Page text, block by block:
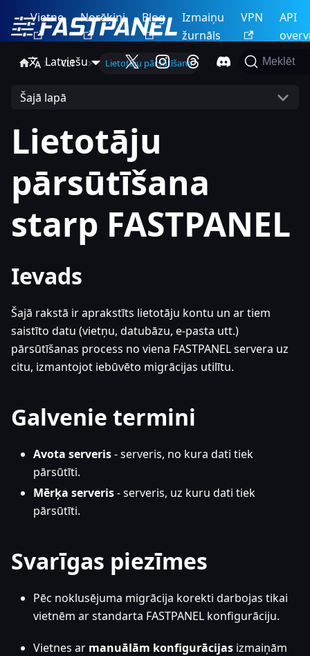
Vietne Norēķini Blog
Izmaiņu
žurnāls
VPN
API
Latviešu
Meklēt
CLI Lietotāju pārsūtīšana
Šajā lapā
Lietotāju
pārsūtīšana
starp FASTPANEL
Ievads
Šajā rakstā ir aprakstīts lietotāju kontu un ar tiem
saistīto datu (vietņu, datubāzu, e-pasta utt.)
pārsūtīšanas process no viena FASTPANEL servera uz
citu, izmantojot iebūvēto migrācijas utilītu.
Galvenie termini
Avota serveris- serveris, no kura dati tiek
pārsūtīti.
Mērķa serveris- serveris, uz kuru dati tiek
pārsūtīti.
Svarīgas piezīmes
Pēc noklusējuma migrācija korekti darbojas tikai
vietnēm ar standarta FASTPANEL konfigurāciju.
Vietnes ar manuālām konfigurācijas izmaiņām